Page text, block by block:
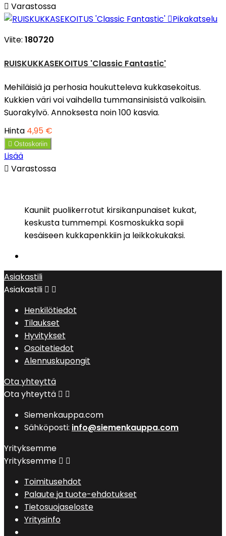
 Varastossa
Pikakatselu
Viite: 180720
RUISKUKKASEKOITUS 'Classic Fantastic'
Mehiläisiä ja perhosia houkutteleva kukkasekoitus.
Kukkien väri voi vaihdella tummansinisistä valkoisiin.
Suorakylvö. Annoksesta noin 100 kasvia.
Hinta 4,95 €
 Ostoskoriin
Lisää
 Varastossa
Kauniit puolikerrotut kirsikanpunaiset kukat,
keskusta tummempi. Kosmoskukka sopii
kesäiseen kukkapenkkiin ja leikkokukaksi.
Asiakastili
Asiakastili  
Henkilötiedot
Tilaukset
Hyvitykset
Osoitetiedot
Alennuskupongit
Ota yhteyttä
Ota yhteyttä  
Siemenkauppa.com
Sähköposti: info@siemenkauppa.com
Yrityksemme
Yrityksemme  
Toimitusehdot
Palaute ja tuote-ehdotukset
Tietosuojaseloste
Yritysinfo